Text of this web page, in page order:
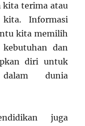
kita terima atau
Informasi
kita memilih
kebutuhan dan
diri untuk
dunia
juga